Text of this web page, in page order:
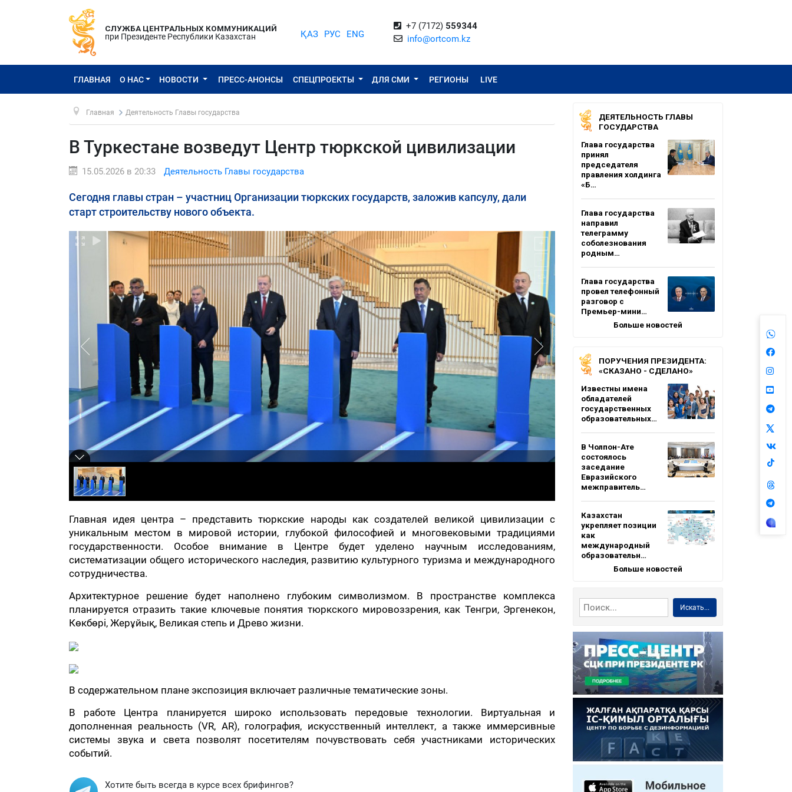
СЛУЖБА ЦЕНТРАЛЬНЫХ КОММУНИКАЦИЙ
при Президенте Республики Казахстан
ҚАЗ РУС ENG
+7 (7172) 559344
info@ortcom.kz
ГЛАВНАЯ О НАС НОВОСТИ ПРЕСС-АНОНСЫ СПЕЦПРОЕКТЫ ДЛЯ СМИ РЕГИОНЫ LIVE
Главная Деятельность Главы государства
В Туркестане возведут Центр тюркской цивилизации
15.05.2026 в 20:33 Деятельность Главы государства
Сегодня главы стран – участниц Организации тюркских государств, заложив капсулу, дали
старт строительству нового объекта.
Главная идея центра – представить тюркские народы как создателей великой цивилизации с
уникальным местом в мировой истории, глубокой философией и многовековыми традициями
государственности. Особое внимание в Центре будет уделено научным исследованиям,
систематизации общего исторического наследия, развитию культурного туризма и международного
сотрудничества.
Архитектурное решение будет наполнено глубоким символизмом. В пространстве комплекса
планируется отразить такие ключевые понятия тюркского мировоззрения, как Тенгри, Эргенекон,
Көкбөрі, Жерұйық, Великая степь и Древо жизни.
В содержательном плане экспозиция включает различные тематические зоны.
В работе Центра планируется широко использовать передовые технологии. Виртуальная и
дополненная реальность (VR, AR), голография, искусственный интеллект, а также иммерсивные
системы звука и света позволят посетителям почувствовать себя участниками исторических
событий.
Хотите быть всегда в курсе всех брифингов?
ДЕЯТЕЛЬНОСТЬ ГЛАВЫ
ГОСУДАРСТВА
Глава государства
принял
председателя
правления холдинга
«Б…
Глава государства
направил
телеграмму
соболезнования
родным…
Глава государства
провел телефонный
разговор с
Премьер-мини…
Больше новостей
ПОРУЧЕНИЯ ПРЕЗИДЕНТА:
«СКАЗАНО - СДЕЛАНО»
Известны имена
обладателей
государственных
образовательных…
В Чолпон-Ате
состоялось
заседание
Евразийского
межправитель…
Казахстан
укрепляет позиции
как
международный
образовательн…
Больше новостей
Искать...